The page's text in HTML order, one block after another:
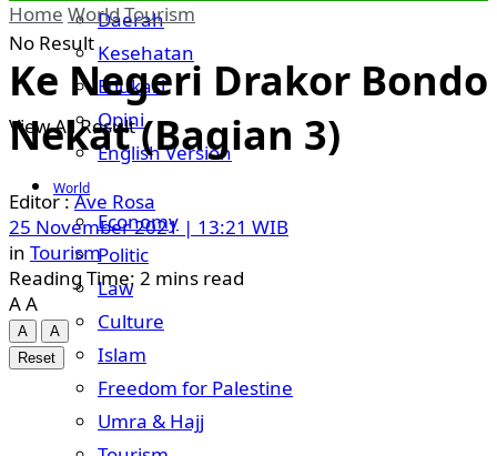
Daerah
Kesehatan
Edukasi
Opini
English Version
World
Economy
Politic
Law
Culture
Islam
Freedom for Palestine
Umra & Hajj
No Result
View All Result
Home WorldTourism
Ke Negeri Drakor Bondo
Nekat (Bagian 3)
Ave Rosa
25 November 2021 | 13:21 WIB
in Tourism
Reading Time: 2 mins read
AA
A
A
Reset